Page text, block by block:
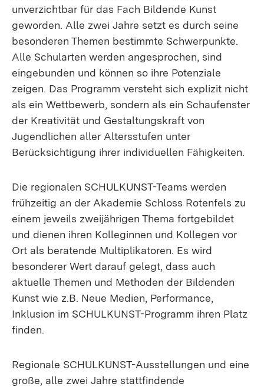
unverzichtbar für das Fach Bildende Kunst
geworden. Alle zwei Jahre setzt es durch seine
besonderen Themen bestimmte Schwerpunkte.
Alle Schularten werden angesprochen, sind
eingebunden und können so ihre Potenziale
zeigen. Das Programm versteht sich explizit nicht
als ein Wettbewerb, sondern als ein Schaufenster
der Kreativität und Gestaltungskraft von
Jugendlichen aller Altersstufen unter
Berücksichtigung ihrer individuellen Fähigkeiten.
Die regionalen SCHULKUNST-Teams werden
frühzeitig an der Akademie Schloss Rotenfels zu
einem jeweils zweijährigen Thema fortgebildet
und dienen ihren Kolleginnen und Kollegen vor
Ort als beratende Multiplikatoren. Es wird
besonderer Wert darauf gelegt, dass auch
aktuelle Themen und Methoden der Bildenden
Kunst wie z.B. Neue Medien, Performance,
Inklusion im SCHULKUNST-Programm ihren Platz
finden.
Regionale SCHULKUNST-Ausstellungen und eine
große, alle zwei Jahre stattfindende